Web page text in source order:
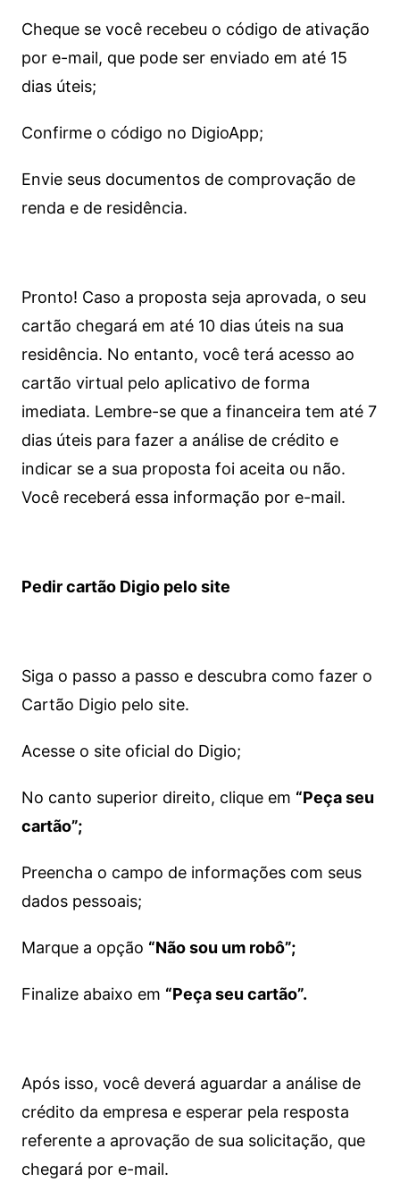
Cheque se você recebeu o código de ativação
por e-mail, que pode ser enviado em até 15
dias úteis;
Confirme o código no DigioApp;
Envie seus documentos de comprovação de
renda e de residência.
Pronto! Caso a proposta seja aprovada, o seu
cartão chegará em até 10 dias úteis na sua
residência. No entanto, você terá acesso ao
cartão virtual pelo aplicativo de forma
imediata. Lembre-se que a financeira tem até 7
dias úteis para fazer a análise de crédito e
indicar se a sua proposta foi aceita ou não.
Você receberá essa informação por e-mail.
Pedir cartão Digio pelo site
Siga o passo a passo e descubra como fazer o
Cartão Digio pelo site.
Acesse o site oficial do Digio;
No canto superior direito, clique em “Peça seu
cartão”;
Preencha o campo de informações com seus
dados pessoais;
Marque a opção “Não sou um robô”;
Finalize abaixo em “Peça seu cartão”.
Após isso, você deverá aguardar a análise de
crédito da empresa e esperar pela resposta
referente a aprovação de sua solicitação, que
chegará por e-mail.